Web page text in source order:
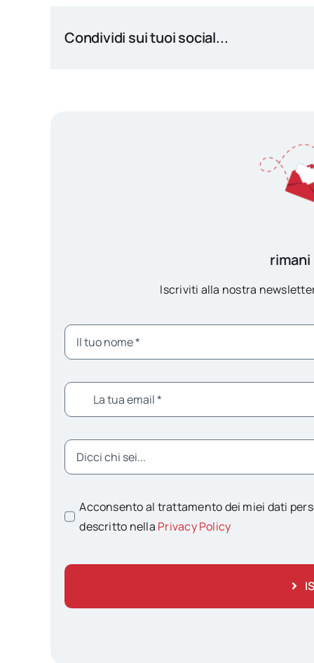
Condividi sui tuoi social...
Iscriviti alla nostra
Acconsento al trattamento dei miei dati
descritto nella Privacy Policy